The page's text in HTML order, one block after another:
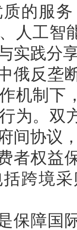
的服
人工智
实践分
俄反垄
机制下
为。双
间协议
者权益
跨境
保障国